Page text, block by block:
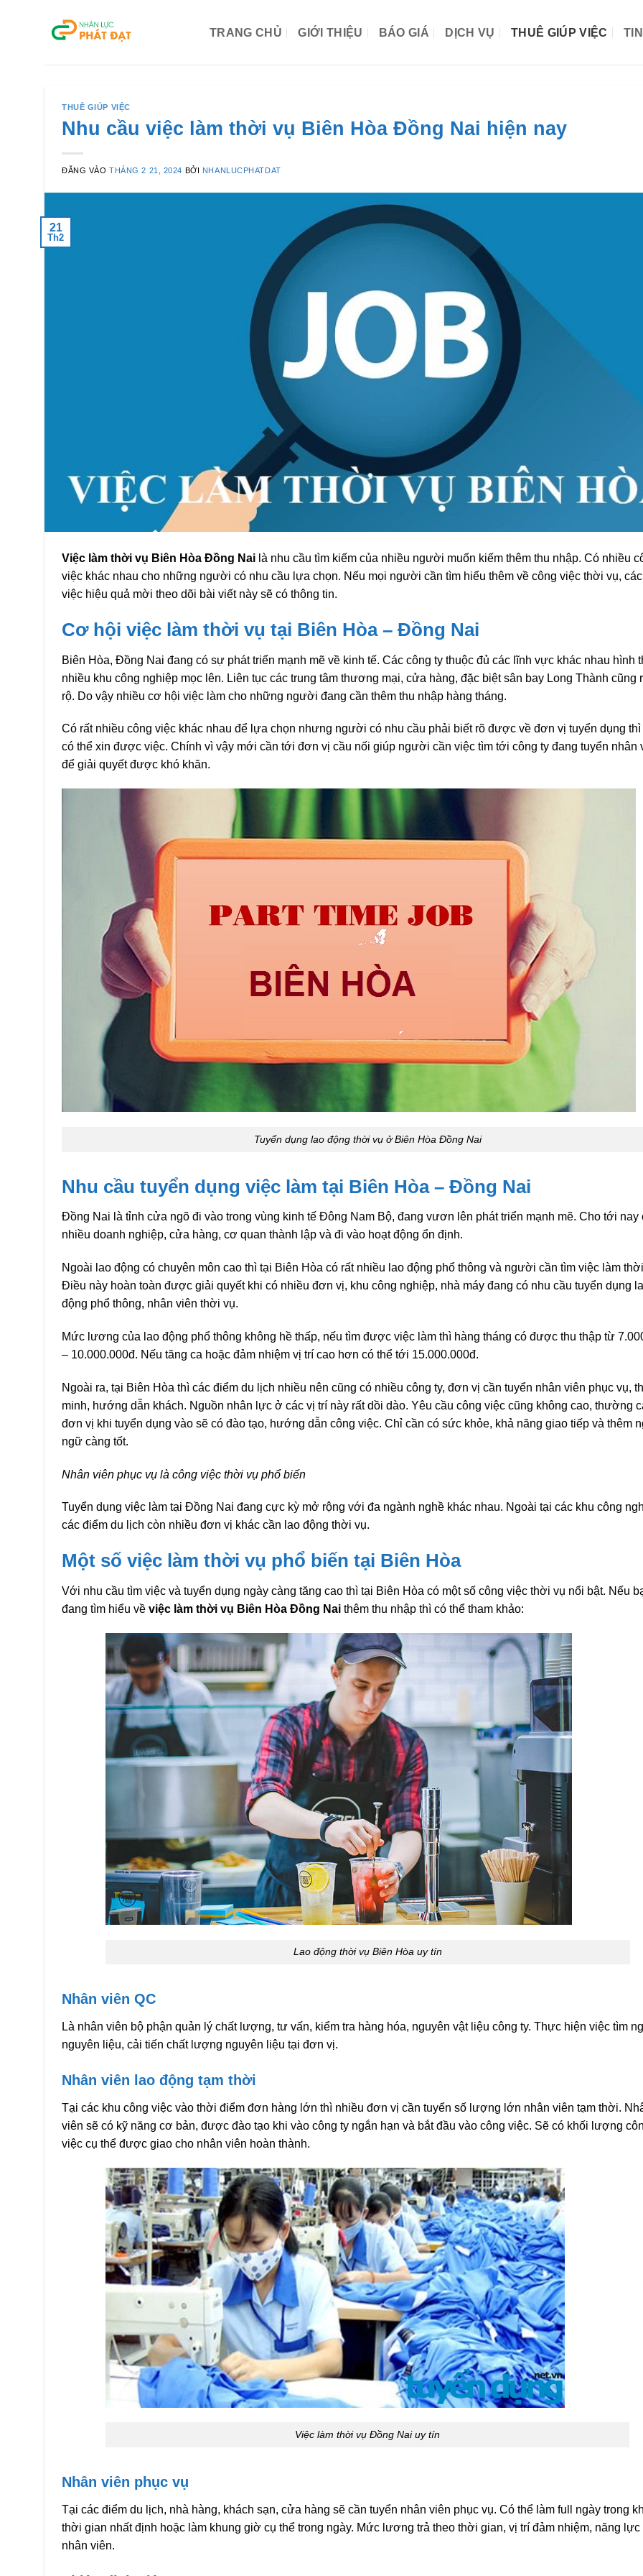
TRANG CHỦ GIỚI THIỆU BÁO GIÁ DỊCH VỤ THUÊ GIÚP VIỆC
THUÊ GIÚP VIỆC
Nhu cầu việc làm thời vụ Biên Hòa Đồng Nai hiện nay
ĐĂNG VÀOTHÁNG 2 21, 2024 BỞI NHANLUCPHATDAT
21
Th2
Việc làm thời vụ Biên Hòa Đồng Nai là nhu cầu tìm kiếm của nhiều người muốn kiếm thêm thu nhập. Có nhiều
việc khác nhau cho những người có nhu cầu lựa chọn. Nếu mọi người cần tìm hiểu thêm về công việc thời vụ,
việc hiệu quả mời theo dõi bài viết này sẽ có thông tin.
Cơ hội việc làm thời vụ tại Biên Hòa – Đồng Nai
Biên Hòa, Đồng Nai đang có sự phát triển mạnh mẽ về kinh tế. Các công ty thuộc đủ các lĩnh vực khác nhau hình
nhiều khu công nghiệp mọc lên. Liên tục các trung tâm thương mại, cửa hàng, đặc biệt sân bay Long Thành cũng
rộ. Do vậy nhiều cơ hội việc làm cho những người đang cần thêm thu nhập hàng tháng.
Có rất nhiều công việc khác nhau để lựa chọn nhưng người có nhu cầu phải biết rõ được về đơn vị tuyển dụng
có thể xin được việc. Chính vì vậy mới cần tới đơn vị cầu nối giúp người cần việc tìm tới công ty đang tuyển nhân
để giải quyết được khó khăn.
Tuyển dụng lao động thời vụ ở Biên Hòa Đồng Nai
Nhu cầu tuyển dụng việc làm tại Biên Hòa – Đồng Nai
Đồng Nai là tỉnh cửa ngõ đi vào trong vùng kinh tế Đông Nam Bộ, đang vươn lên phát triển mạnh mẽ. Cho tới nay
nhiều doanh nghiệp, cửa hàng, cơ quan thành lập và đi vào hoạt động ổn định.
Ngoài lao động có chuyên môn cao thì tại Biên Hòa có rất nhiều lao động phổ thông và người cần tìm việc làm
Điều này hoàn toàn được giải quyết khi có nhiều đơn vị, khu công nghiệp, nhà máy đang có nhu cầu tuyển dụng
động phổ thông, nhân viên thời vụ.
Mức lương của lao động phổ thông không hề thấp, nếu tìm được việc làm thì hàng tháng có được thu thập từ
– 10.000.000đ. Nếu tăng ca hoặc đảm nhiệm vị trí cao hơn có thể tới 15.000.000đ.
Ngoài ra, tại Biên Hòa thì các điểm du lịch nhiều nên cũng có nhiều công ty, đơn vị cần tuyển nhân viên phục vụ,
minh, hướng dẫn khách. Nguồn nhân lực ở các vị trí này rất dồi dào. Yêu cầu công việc cũng không cao, thường
đơn vị khi tuyển dụng vào sẽ có đào tạo, hướng dẫn công việc. Chỉ cần có sức khỏe, khả năng giao tiếp và thêm
ngữ càng tốt.
Nhân viên phục vụ là công việc thời vụ phổ biến
Tuyển dụng việc làm tại Đồng Nai đang cực kỳ mở rộng với đa ngành nghề khác nhau. Ngoài tại các khu công
các điểm du lịch còn nhiều đơn vị khác cần lao động thời vụ.
Một số việc làm thời vụ phổ biến tại Biên Hòa
Với nhu cầu tìm việc và tuyển dụng ngày càng tăng cao thì tại Biên Hòa có một số công việc thời vụ nổi bật. Nếu
đang tìm hiểu về việc làm thời vụ Biên Hòa Đồng Nai thêm thu nhập thì có thể tham khảo:
Lao động thời vụ Biên Hòa uy tín
Nhân viên QC
Là nhân viên bộ phận quản lý chất lượng, tư vấn, kiểm tra hàng hóa, nguyên vật liệu công ty. Thực hiện việc tìm
nguyên liệu, cải tiến chất lượng nguyên liệu tại đơn vị.
Nhân viên lao động tạm thời
Tại các khu công việc vào thời điểm đơn hàng lớn thì nhiều đơn vị cần tuyển số lượng lớn nhân viên tạm thời.
viên sẽ có kỹ năng cơ bản, được đào tạo khi vào công ty ngắn hạn và bắt đầu vào công việc. Sẽ có khối lượng
việc cụ thể được giao cho nhân viên hoàn thành.
Việc làm thời vụ Đồng Nai uy tín
Nhân viên phục vụ
Tại các điểm du lịch, nhà hàng, khách sạn, cửa hàng sẽ cần tuyển nhân viên phục vụ. Có thể làm full ngày trong
thời gian nhất định hoặc làm khung giờ cụ thể trong ngày. Mức lương trả theo thời gian, vị trí đảm nhiệm, năng lực
nhân viên.